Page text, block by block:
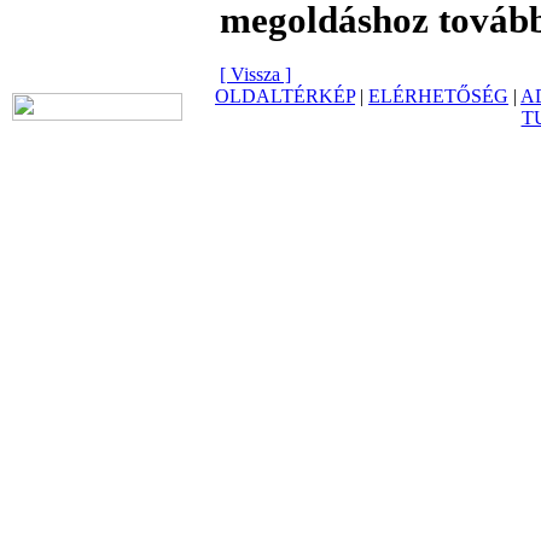
megoldáshoz
[ Vissza ]
OLDALTÉRKÉP| ELÉRHETŐSÉG |